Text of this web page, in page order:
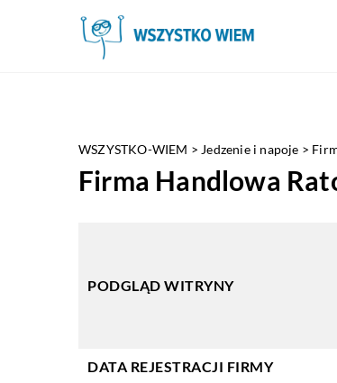
WSZYSTKO-WIEM > Jedzenie i napoje >
Firma Handlowa
PODGLĄD WITRYNY
DATA REJESTRACJI FIRMY